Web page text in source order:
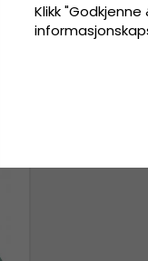
Klikk